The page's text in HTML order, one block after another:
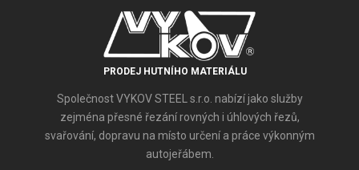
PRODEJ HUTNÍHO MATERIÁLU
Společnost VYKOV STEEL s.r.o. nabízí jako služby
zejména přesné řezání rovných i úhlových řezů,
svařování, dopravu na místo určení a práce výkonným
autojeřábem.